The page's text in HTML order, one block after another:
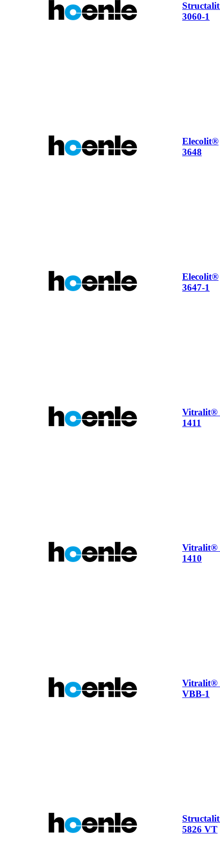
3060-1
Elecolit®
3648
Elecolit®
3647-1
Vitralit®
1411
Vitralit®
1410
Vitralit®
VBB-1
5826 VT